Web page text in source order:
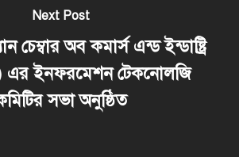
Next Post
চেম্বার অব কমার্স এন্ড ইন্ডাষ্ট্রি
এর ইনফরমেশন টেকনোলজি
সভা অনুষ্ঠিত